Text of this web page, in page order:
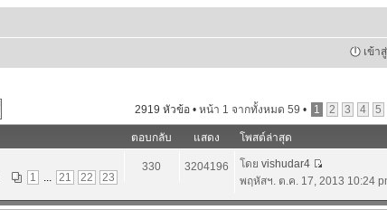
เข้า
2919 หัวข้อ • หน้า 1 จากทั้งหมด 59 • 1 2 3 4 5
ตอบกลับ แสดง
โพสต์ล่าสุด
1
... 21 22 23
330 3204196 โดย vishudar4
พฤหัสฯ. ต.ค. 17, 2013 10:24